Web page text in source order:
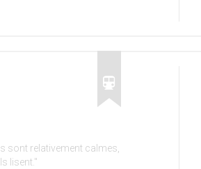
sont relativement calmes,
lisent."